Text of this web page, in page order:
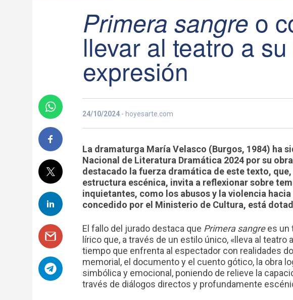
Primera sangre o
llevar al teatro a
expresión
24/10/2024 - hoyesarte.com
La dramaturga María Velasco (Burgos, 1984) ha
Nacional de Literatura Dramática 2024 por su obra
destacado la fuerza dramática de este texto,
estructura escénica, invita a reflexionar sobre
inquietantes, como los abusos y la violencia
concedido por el Ministerio de Cultura, está
El fallo del jurado destaca que Primera sangrees un
lírico que, a través de un estilo único, «lleva al
tiempo que enfrenta al espectador con realidades
memorial, el documento y el cuento gótico, la obra
simbólica y emocional, poniendo de relieve la
través de diálogos directos y profundamente